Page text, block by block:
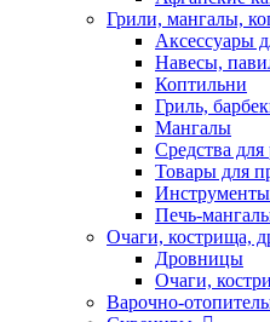
Грили, мангалы,
Аксессуары
Навесы,
Коптильни
Гриль,
Мангалы
Средства для
Товары для
Печь-
Очаги, кострища,
Дровницы
Очаги,
Варочно-